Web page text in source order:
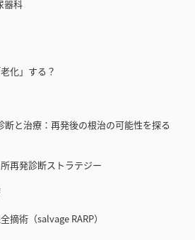
器科
化」する？
と治療：再発後の根治の可能性を探る
再発診断ストラテジー
摘術（salvage RARP）